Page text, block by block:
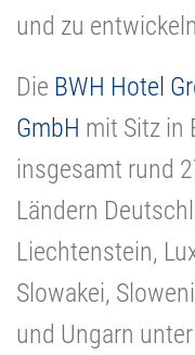
und zu
Die BWH Hotel
GmbH mit Sitz in
insgesamt rund
Ländern
Liechtenstein,
Slowakei,
und Ungarn